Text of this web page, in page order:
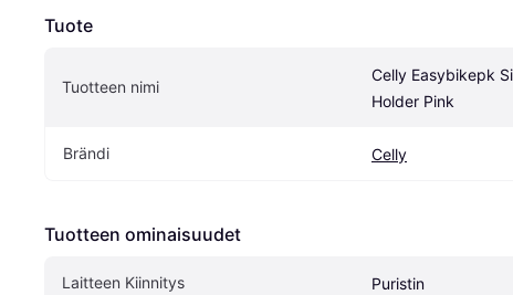
Tuote
Tuotteen nimi
Celly Easybikepk
Holder Pink
Brändi Celly
Tuotteen ominaisuudet
Laitteen Kiinnitys Puristin